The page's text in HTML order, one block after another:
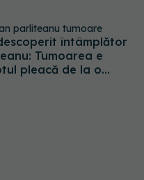
Tumoarea e
pleacă de la o
an să faceți